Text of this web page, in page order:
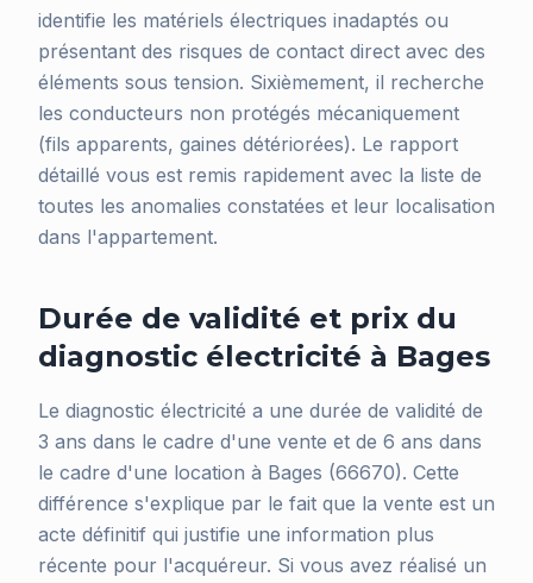
identifie les matériels électriques inadaptés ou
présentant des risques de contact direct avec des
éléments sous tension. Sixièmement, il recherche
les conducteurs non protégés mécaniquement
(fils apparents, gaines détériorées). Le rapport
détaillé vous est remis rapidement avec la liste de
toutes les anomalies constatées et leur localisation
dans l'appartement.
Durée de validité et prix du
diagnostic électricité à Bages
Le diagnostic électricité a une durée de validité de
3 ans dans le cadre d'une vente et de 6 ans dans
le cadre d'une location à Bages (66670). Cette
différence s'explique par le fait que la vente est un
acte définitif qui justifie une information plus
récente pour l'acquéreur. Si vous avez réalisé un